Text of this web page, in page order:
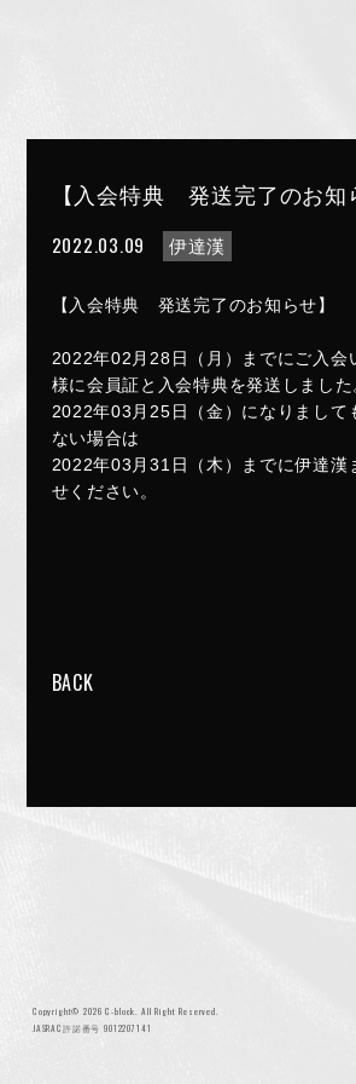
SCHEDULE
DISCOGRAPHY
MUSIC VIDEO
GOODS
伊達漢
CONTACT
NIGHTMARE OFFICIAL MOBILE SITE
FAN CLUB INFORMATION
【入会特典 発送完了のお知
2022.03.09 伊達漢
【入会特典 発送完了のお知らせ】
2022年02月28日（月）までにご入会
様に会員証と入会特典を発送しました
2022年03月25日（金）になりまして
ない場合は
2022年03月31日（木）までに伊達漢
せください。
BACK